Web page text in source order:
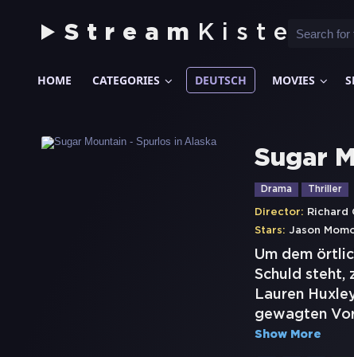
Stream Kiste
HOME CATEGORIES DEUTSCH MOVIES
Sugar
Drama Thriller
Director: Richard
Stars: Jason
Um dem
Schuld steht,
Lauren
gewagten
Show More